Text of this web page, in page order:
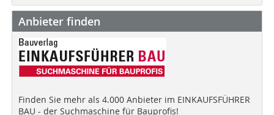
Anbieter finden
Finden Sie mehr als 4.000 Anbieter im EINKAUFSFÜHRER
BAU - der Suchmaschine für Bauprofis!